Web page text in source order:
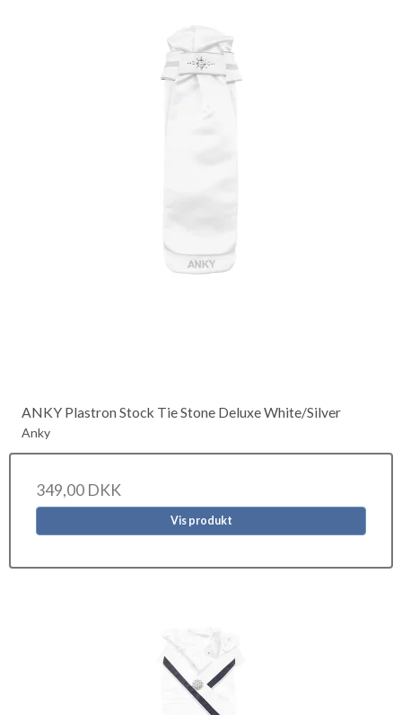
ANKY Plastron Stock Tie Stone Deluxe White/Silver
Anky
349,00 DKK
Vis produkt